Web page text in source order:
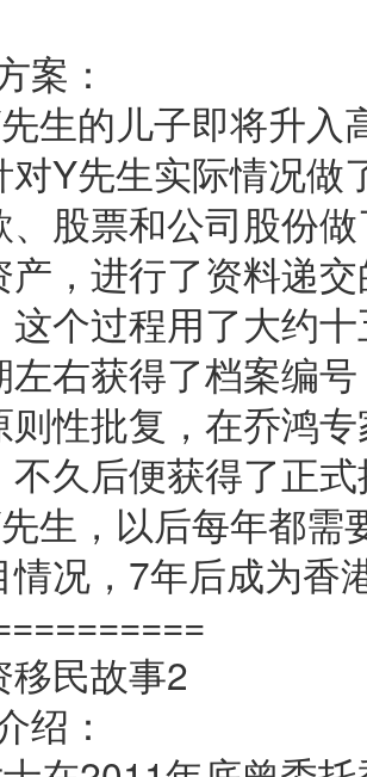
案：
生的儿子即将升入
对Y先生实际情况做
、股票和公司股份
产，进行了资料递
这个过程用了大约
左右获得了档案编
则性批复，在乔鸿
不久后便获得了正
生，以后每年都需
情况，7年后成为香
移民故事2
绍：